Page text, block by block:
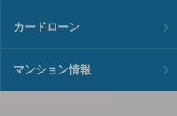
カードローン
マンション情報